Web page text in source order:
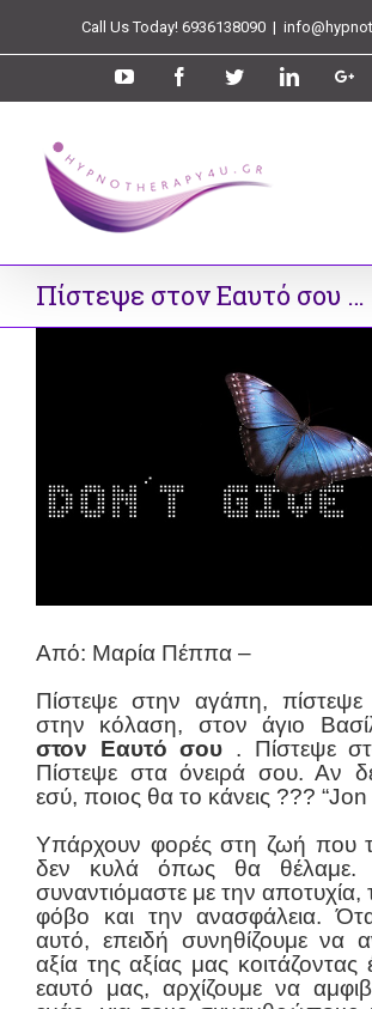
Call Us Today! 6936138090 |
Πίστεψε στον Εαυτό σου …
Από: Μαρία Πέππα –
Πίστεψε στην αγάπη, πίστεψε
στην κόλαση, στον άγιο
στον Εαυτό σου . Πίστεψε
Πίστεψε στα όνειρά σου. Αν
εσύ, ποιος θα το κάνεις ???
Υπάρχουν φορές στη ζωή που
δεν κυλά όπως θα θέλαμε.
συναντιόμαστε με την αποτυχία,
φόβο και την ανασφάλεια.
αυτό, επειδή συνηθίζουμε να
αξία της αξίας μας
εαυτό μας, αρχίζουμε να